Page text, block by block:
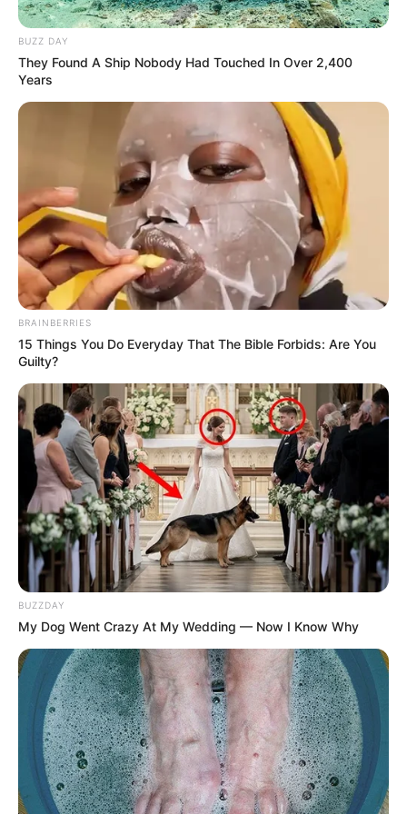
PostedFriss hírek
Magyar Péter döntött : ezt lépi
meg a választás éjszakáján
vereség esetén
April 6, 2026
BUZZ DAY
They Found A Ship Nobody Had Touched In Over 2,400
Years
BRAINBERRIES
15 Things You Do Everyday That The Bible Forbids: Are You
Guilty?
BUZZDAY
My Dog Went Crazy At My Wedding — Now I Know Why